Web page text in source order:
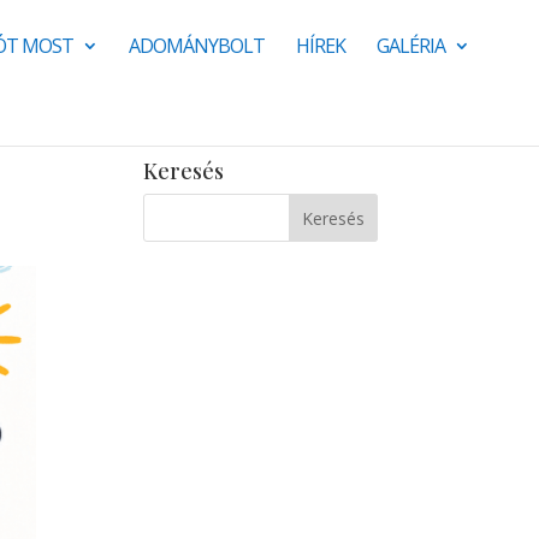
MOST ADOMÁNYBOLT HÍREK GALÉRIA
Keresés